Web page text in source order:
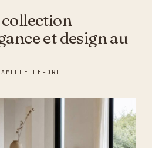
et design au
LEFORT